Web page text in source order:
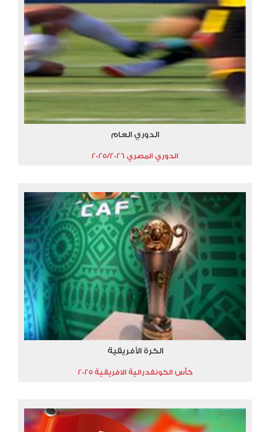
الدوري العام
الدوري المصري 2025/2026
الكرة الأفريقية
كأس الكونفدرالية الافريقية 2025